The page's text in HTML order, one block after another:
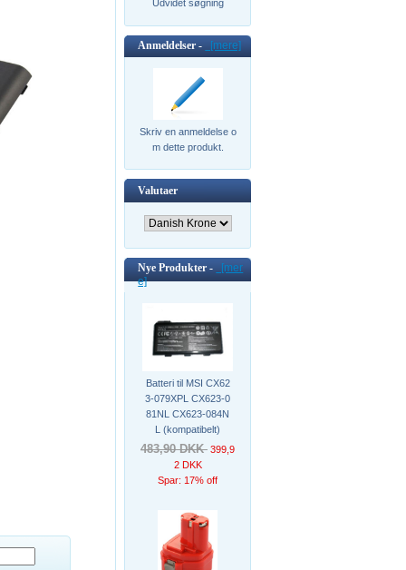
Udvidet søgning
Anmeldelser - [mere]
Skriv en anmeldelse o
m dette produkt.
Valutaer
Nye Produkter -
[mer
e]
Batteri til MSI CX62
3-079XPL CX623-0
81NL CX623-084N
L (kompatibelt)
483,90 DKK 399,9
2 DKK
Spar: 17% off